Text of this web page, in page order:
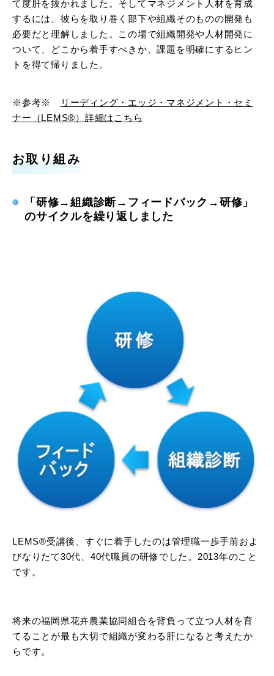
て度肝を抜かれました。そしてマネジメント人材を育成
するには、彼らを取り巻く部下や組織そのものの開発も
必要だと理解しました。この場で組織開発や人材開発に
ついて、どこから着手すべきか、課題を明確にするヒン
トを得て帰りました。
※参考※
リーディング・エッジ・マネジメント・セミ
ナー（LEMS®）詳細はこちら
お取り組み
「研修→組織診断→フィードバック→研修」
のサイクルを繰り返しました
LEMS®受講後、すぐに着手したのは管理職一歩手前およ
びなりたて30代、40代職員の研修でした。2013年のこと
です。
将来の福岡県花卉農業協同組合を背負って立つ人材を育
てることが最も大切で組織が変わる肝になると考えたか
らです。